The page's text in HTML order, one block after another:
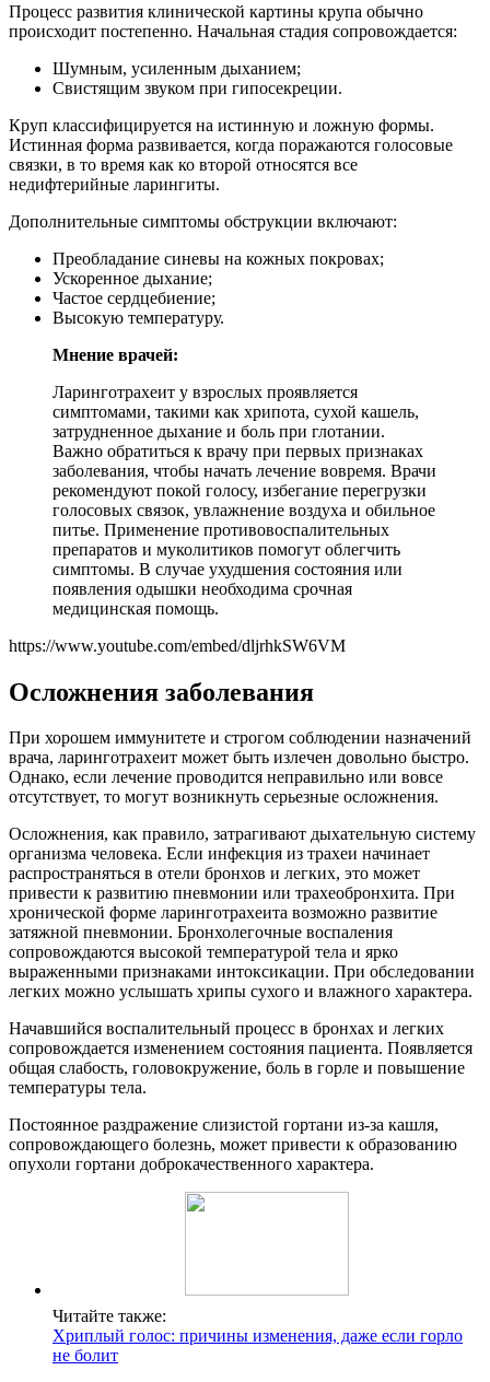
Процесс развития клинической картины крупа обычно
происходит постепенно. Начальная стадия сопровождается:
Шумным, усиленным дыханием;
Свистящим звуком при гипосекреции.
Круп классифицируется на истинную и ложную формы.
Истинная форма развивается, когда поражаются голосовые
связки, в то время как ко второй относятся все
недифтерийные ларингиты.
Дополнительные симптомы обструкции включают:
Преобладание синевы на кожных покровах;
Ускоренное дыхание;
Частое сердцебиение;
Высокую температуру.
Мнение врачей:
Ларинготрахеит у взрослых проявляется
симптомами, такими как хрипота, сухой кашель,
затрудненное дыхание и боль при глотании.
Важно обратиться к врачу при первых признаках
заболевания, чтобы начать лечение вовремя. Врачи
рекомендуют покой голосу, избегание перегрузки
голосовых связок, увлажнение воздуха и обильное
питье. Применение противовоспалительных
препаратов и муколитиков помогут облегчить
симптомы. В случае ухудшения состояния или
появления одышки необходима срочная
медицинская помощь.
https://www.youtube.com/embed/dljrhkSW6VM
Осложнения заболевания
При хорошем иммунитете и строгом соблюдении назначений
врача, ларинготрахеит может быть излечен довольно быстро.
Однако, если лечение проводится неправильно или вовсе
отсутствует, то могут возникнуть серьезные осложнения.
Осложнения, как правило, затрагивают дыхательную систему
организма человека. Если инфекция из трахеи начинает
распространяться в отели бронхов и легких, это может
привести к развитию пневмонии или трахеобронхита. При
хронической форме ларинготрахеита возможно развитие
затяжной пневмонии. Бронхолегочные воспаления
сопровождаются высокой температурой тела и ярко
выраженными признаками интоксикации. При обследовании
легких можно услышать хрипы сухого и влажного характера.
Начавшийся воспалительный процесс в бронхах и легких
сопровождается изменением состояния пациента. Появляется
общая слабость, головокружение, боль в горле и повышение
температуры тела.
Постоянное раздражение слизистой гортани из-за кашля,
сопровождающего болезнь, может привести к образованию
опухоли гортани доброкачественного характера.
Читайте также:
Хриплый голос: причины изменения, даже если горло
не болит